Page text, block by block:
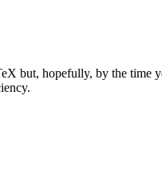
but, hopefully, by the